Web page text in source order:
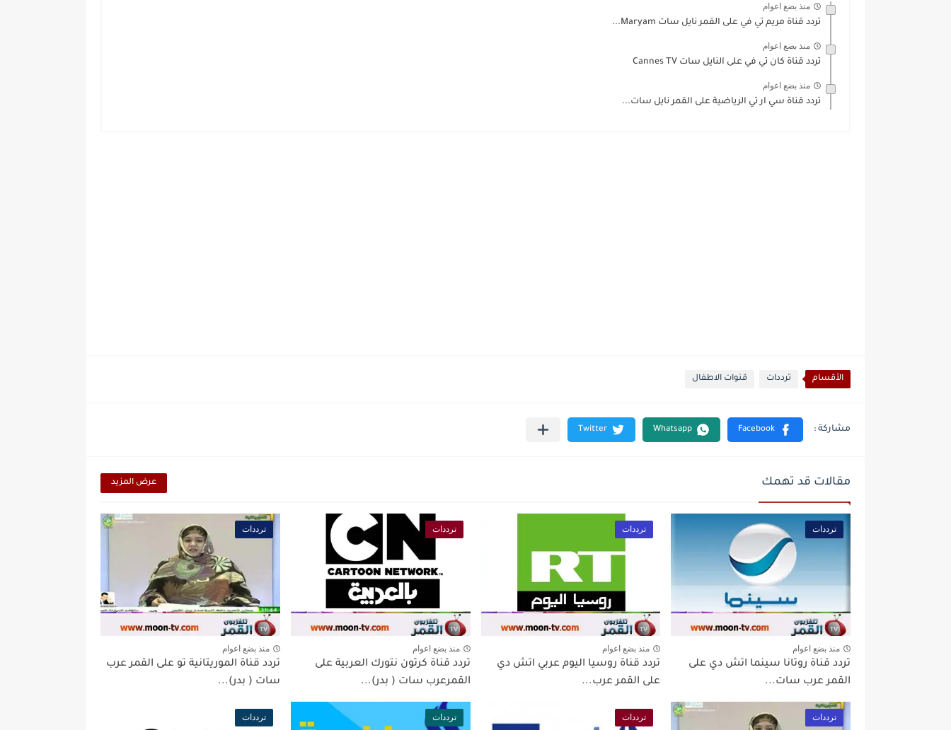
منذ بضع اعوام
تردد قناة مريم تي في على القمر نايل سات Maryam...
منذ بضع اعوام
تردد قناة كان تي في على النايل سات Cannes TV
منذ بضع اعوام
تردد قناة سي ار تي الرياضية على القمر نايل سات...
الأقسام ترددات قنوات الاطفال
مقالات قد تهمك عرض المزيد
ترددات
منذ بضع اعوام
تردد قناة روتانا سينما اتش دي على
القمر عرب سات...
ترددات
منذ بضع اعوام
تردد قناة روسيا اليوم عربي اتش دي
على القمر عرب...
ترددات
منذ بضع اعوام
تردد قناة كرتون نتورك العربية على
القمرعرب سات ( بدر)...
ترددات
منذ بضع اعوام
تردد قناة الموريتانية تو على القمر عرب
سات ( بدر)...
ترددات ترددات ترددات ترددات